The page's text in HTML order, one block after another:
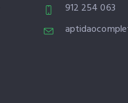
912 254 063